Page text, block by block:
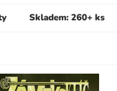
Skladem: 260+ ks